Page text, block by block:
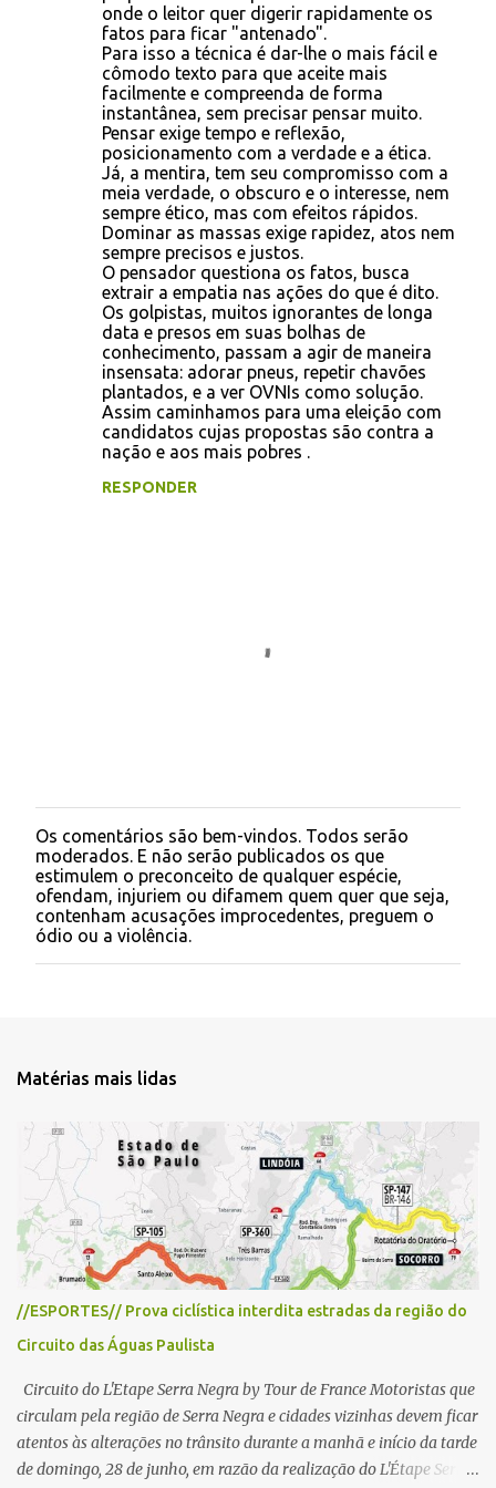
onde o leitor quer digerir rapidamente os
fatos para ficar "antenado".
Para isso a técnica é dar-lhe o mais fácil e
cômodo texto para que aceite mais
facilmente e compreenda de forma
instantânea, sem precisar pensar muito.
Pensar exige tempo e reflexão,
posicionamento com a verdade e a ética.
Já, a mentira, tem seu compromisso com a
meia verdade, o obscuro e o interesse, nem
sempre ético, mas com efeitos rápidos.
Dominar as massas exige rapidez, atos nem
sempre precisos e justos.
O pensador questiona os fatos, busca
extrair a empatia nas ações do que é dito.
Os golpistas, muitos ignorantes de longa
data e presos em suas bolhas de
conhecimento, passam a agir de maneira
insensata: adorar pneus, repetir chavões
plantados, e a ver OVNIs como solução.
Assim caminhamos para uma eleição com
candidatos cujas propostas são contra a
nação e aos mais pobres .
RESPONDER
P
o
s
t
a
r
u
n
i
o
Os comentários são bem-vindos. Todos serão
moderados. E não serão publicados os que
estimulem o preconceito de qualquer espécie,
ofendam, injuriem ou difamem quem quer que seja,
contenham acusações improcedentes, preguem o
ódio ou a violência.
Matérias mais lidas
//ESPORTES// Prova ciclística interdita estradas da região do
Circuito das Águas Paulista
Circuito do L'Etape Serra Negra by Tour de France Motoristas que
circulam pela região de Serra Negra e cidades vizinhas devem ficar
atentos às alterações no trânsito durante a manhã e início da tarde
de domingo, 28 de junho, em razão da realização do L'Étape Serra